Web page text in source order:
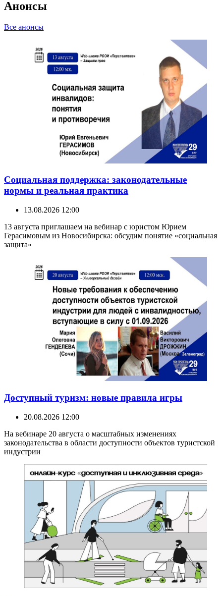
Анонсы
Все анонсы
Социальная поддержка: законодательные
нормы и реальная практика
13.08.2026 12:00
13 августа приглашаем на вебинар с юристом Юрием
Герасимовым из Новосибирска: обсудим понятие «социальная
защита»
Доступный туризм: новые правила игры
20.08.2026 12:00
На вебинаре 20 августа о масштабных изменениях
законодательства в области доступности объектов туристской
индустрии